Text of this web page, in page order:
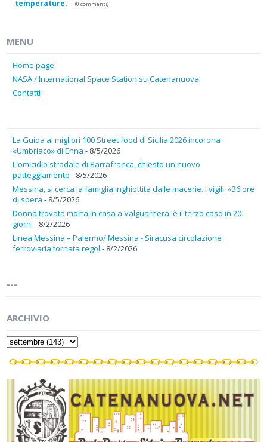
temperature. - (0 commenti)
MENU
Home page
NASA / International Space Station su Catenanuova
Contatti
La Guida ai migliori 100 Street food di Sicilia 2026 incorona
«Umbriaco» di Enna - 8/5/2026
L'omicidio stradale di Barrafranca, chiesto un nuovo
patteggiamento - 8/5/2026
Messina, si cerca la famiglia inghiottita dalle macerie. I vigili: «36 ore
di spera - 8/5/2026
Donna trovata morta in casa a Valguarnera, è il terzo caso in 20
giorni - 8/2/2026
Linea Messina – Palermo/ Messina - Siracusa circolazione
ferroviaria tornata regol - 8/2/2026
---
ARCHIVIO